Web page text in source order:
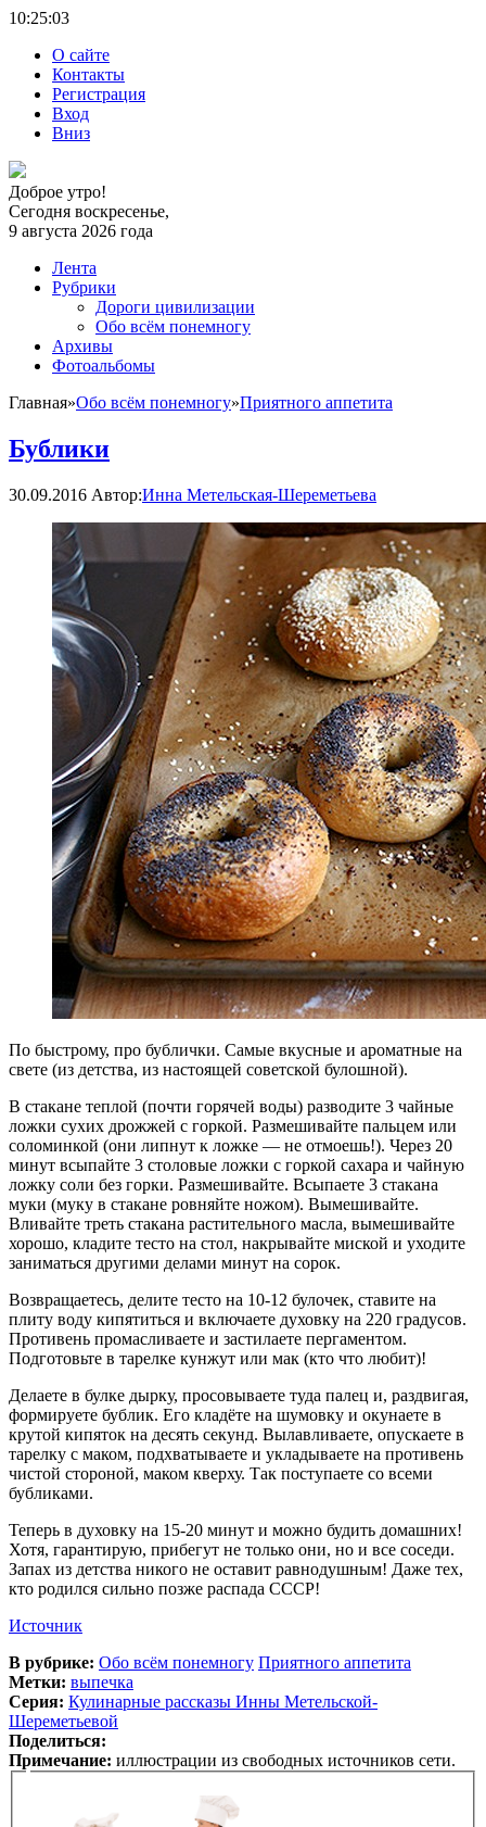
10:25:04
О сайте
Контакты
Регистрация
Вход
Вниз
Доброе утро!
Сегодня воскресенье,
9 августа 2026 года
Лента
Рубрики
Дороги цивилизации
Обо всём понемногу
Архивы
Фотоальбомы
Главная»Обо всём понемногу»Приятного аппетита
Бублики
30.09.2016 Автор:Инна Метельская-Шереметьева
По быстрому, про бублички. Самые вкусные и ароматные на
свете (из детства, из настоящей советской булошной).
В стакане теплой (почти горячей воды) разводите 3 чайные
ложки сухих дрожжей с горкой. Размешивайте пальцем или
соломинкой (они липнут к ложке — не отмоешь!). Через 20
минут всыпайте 3 столовые ложки с горкой сахара и чайную
ложку соли без горки. Размешивайте. Всыпаете 3 стакана
муки (муку в стакане ровняйте ножом). Вымешивайте.
Вливайте треть стакана растительного масла, вымешивайте
хорошо, кладите тесто на стол, накрывайте миской и уходите
заниматься другими делами минут на сорок.
Возвращаетесь, делите тесто на 10-12 булочек, ставите на
плиту воду кипятиться и включаете духовку на 220 градусов.
Противень промасливаете и застилаете пергаментом.
Подготовьте в тарелке кунжут или мак (кто что любит)!
Делаете в булке дырку, просовываете туда палец и, раздвигая,
формируете бублик. Его кладёте на шумовку и окунаете в
крутой кипяток на десять секунд. Вылавливаете, опускаете в
тарелку с маком, подхватываете и укладываете на противень
чистой стороной, маком кверху. Так поступаете со всеми
бубликами.
Теперь в духовку на 15-20 минут и можно будить домашних!
Хотя, гарантирую, прибегут не только они, но и все соседи.
Запах из детства никого не оставит равнодушным! Даже тех,
кто родился сильно позже распада СССР!
Источник
В рубрике: Обо всём понемногу Приятного аппетита
Метки: выпечка
Серия: Кулинарные рассказы Инны Метельской-
Шереметьевой
Поделиться:
Примечание: иллюстрации из свободных источников сети.